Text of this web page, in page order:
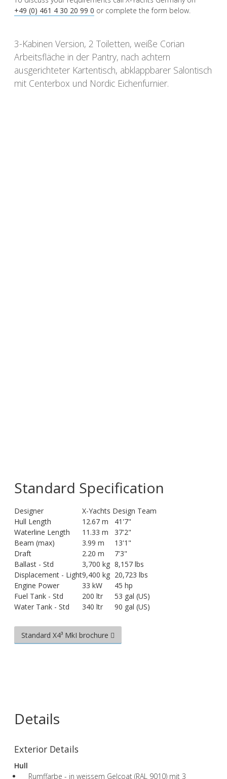
+49 (0) 461 4 30 20 99 0 or complete the form below.
3-Kabinen Version, 2 Toiletten, weiße Corian
Arbeitsfläche in der Pantry, nach achtern
ausgerichteter Kartentisch, abklappbarer Salontisch
mit Centerbox und Nordic Eichenfurnier.
Standard Specification
Designer
X-Yachts Design Team
Hull Length
12.67 m
41'7"
Waterline Length
11.33 m
37'2"
Beam (max)
3.99 m
13'1"
Draft
2.20 m
7'3"
Ballast - Std
3,700 kg 8,157 lbs
Displacement - Light9,400 kg 20,723 lbs
Engine Power
33 kW
45 hp
Fuel Tank - Std
200 ltr
53 gal (US)
Water Tank - Std
340 ltr 90 gal (US)
Standard X4³ MkI brochure
Details
Exterior Details
Hull
Rumffarbe - in weissem Gelcoat (RAL 9010) mit 3